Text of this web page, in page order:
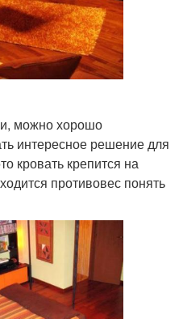
можно хорошо
интересное решение для
кровать крепится на
противовес понять